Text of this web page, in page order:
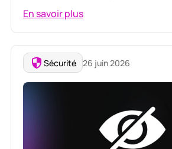
En savoir plus
Sécurité 26 juin 2026